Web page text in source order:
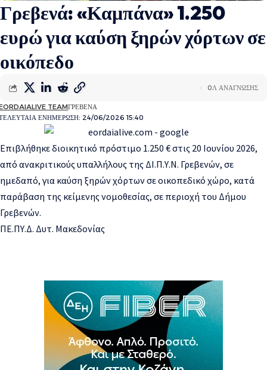
Γρεβενά: «Καμπάνα» 1.250
ευρώ για καύση ξηρών χόρτων σε
οικόπεδο
ΕΝΗΜΕΡΩΣΗ: 24/06/2026 15:40
TEAMΓΡΕΒΕΝΑ
0Λ ΑΝΑΓΝΩΣΗΣ
Επιβλήθηκε διοικητικό πρόστιμο 1.250 € στις 20 Ιουνίου 2026,
από ανακριτικούς υπαλλήλους της ΔΙ.Π.Υ.Ν. Γρεβενών, σε
ημεδαπό, για καύση ξηρών χόρτων σε οικοπεδικό χώρο, κατά
παράβαση της κείμενης νομοθεσίας, σε περιοχή του Δήμου
Γρεβενών.
ΠΕ.ΠΥ.Δ. Δυτ. Μακεδονίας